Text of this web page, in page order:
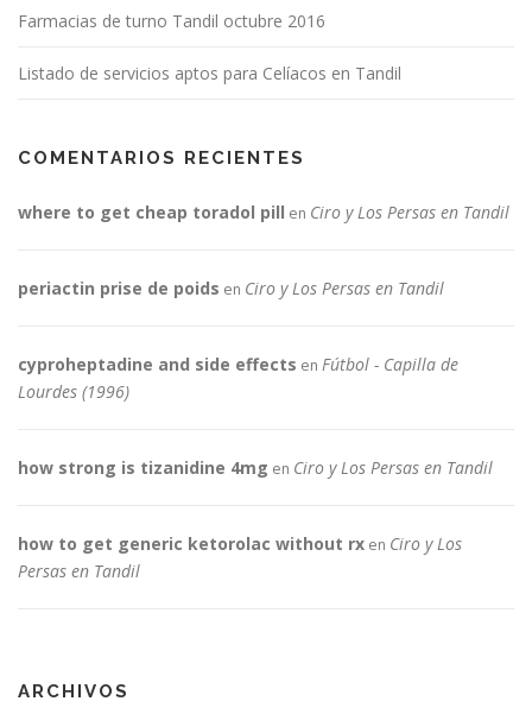
Farmacias de turno Tandil octubre 2016
Listado de servicios aptos para Celíacos en Tandil
COMENTARIOS RECIENTES
where to get cheap toradol pill en Ciro y Los Persas en Tandil
periactin prise de poids en Ciro y Los Persas en Tandil
cyproheptadine and side effects en Fútbol - Capilla de
Lourdes (1996)
how strong is tizanidine 4mg en Ciro y Los Persas en Tandil
how to get generic ketorolac without rx en Ciro y Los
Persas en Tandil
ARCHIVOS